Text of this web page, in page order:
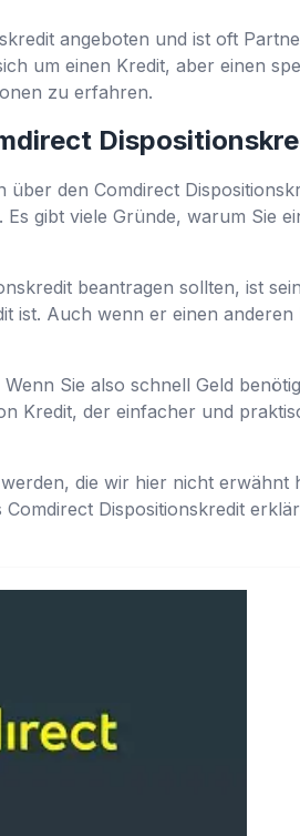
angeboten und ist oft
um einen Kredit, aber einen
zu erfahren.
den Comdirect
gibt viele Gründe, warum Sie
beantragen sollten, ist
ist. Auch wenn er einen
Sie also schnell Geld
Kredit, der einfacher und
die wir hier nicht erwähnt
Dispositionskredit